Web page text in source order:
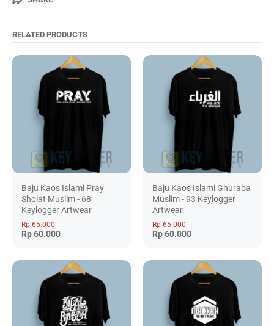
RELATED PRODUCTS
Baju Kaos Islami Pray
Sholat Muslim - 68
Keylogger Artwear
Rp 65.000
Rp 60.000
Baju Kaos Islami Ghuraba
Muslim - 93 Keylogger
Artwear
Rp 65.000
Rp 60.000